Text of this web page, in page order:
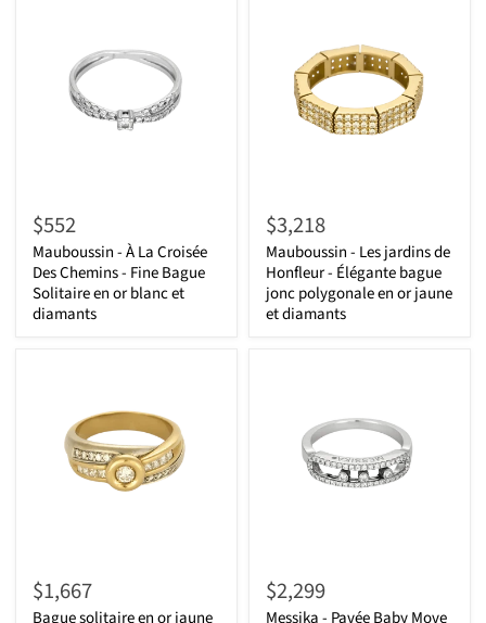
$552
Mauboussin - À La Croisée
Des Chemins - Fine Bague
Solitaire en or blanc et
diamants
$3,218
Mauboussin - Les jardins de
Honfleur - Élégante bague
jonc polygonale en or jaune
et diamants
$1,667 $2,299